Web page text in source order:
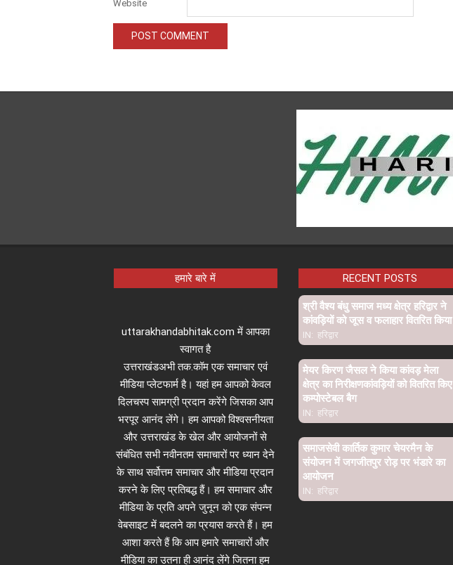
Website
हमारे बारे में
uttarakhandabhitak.com में आपका
स्वागत है
उत्तराखंडअभी तक.कॉम एक समाचार एवं
मीडिया प्लेटफार्म है। यहां हम आपको केवल
दिलचस्प सामग्री प्रदान करेंगे जिसका आप
भरपूर आनंद लेंगे। हम आपको विश्वसनीयता
और उत्तराखंड के खेल और आयोजनों से
संबंधित सभी नवीनतम समाचारों पर ध्यान देने
के साथ सर्वोत्तम समाचार और मीडिया प्रदान
करने के लिए प्रतिबद्ध हैं। हम समाचार और
मीडिया के प्रति अपने जुनून को एक संपन्न
वेबसाइट में बदलने का प्रयास करते हैं। हम
आशा करते हैं कि आप हमारे समाचारों और
मीडिया का उतना ही आनंद लेंगे जितना हम
RECENT POSTS
श्री वैश्य बंधु समाज मध्य क्षेत्र हरिद्वार ने
कांवड़ियों को जूस व फलाहार वितरित किया
IN: हरिद्वार
मेयर किरण जैसल ने किया कांवड़ मेला
क्षेत्र का निरीक्षणकांवड़ियों को वितरित किए
कम्पोस्टेबल बैग
IN: हरिद्वार
समाजसेवी कार्तिक कुमार चेयरमैन के
संयोजन में जगजीतपुर रोड़ पर भंडारे का
आयोजन
IN: हरिद्वार